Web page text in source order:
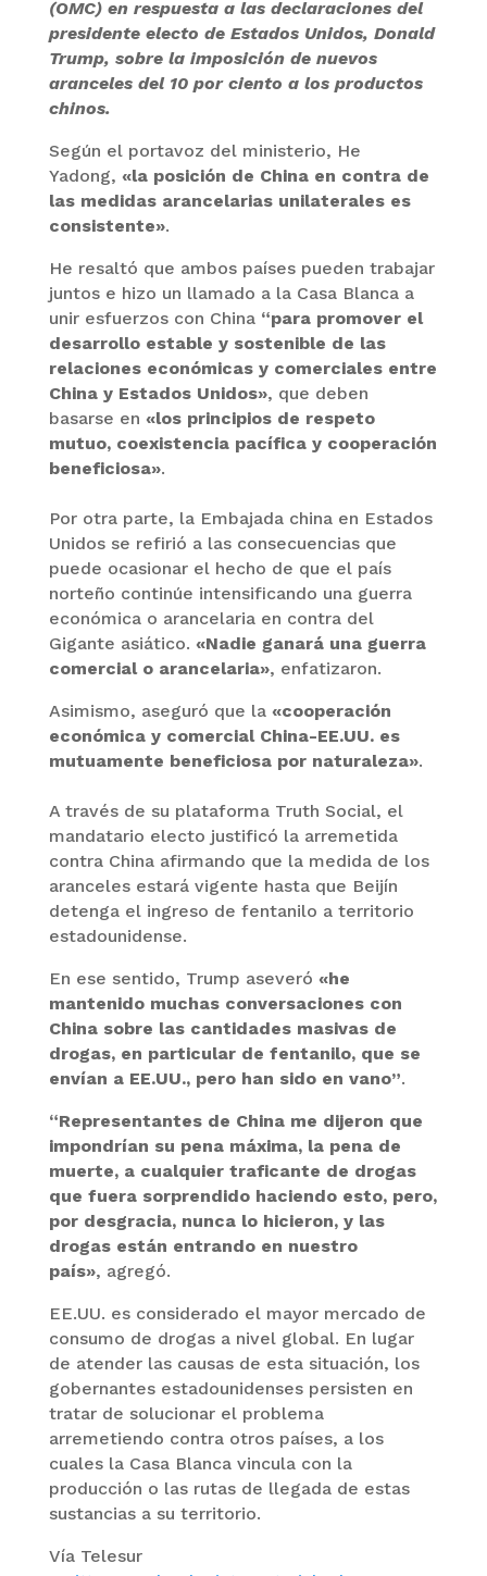
(OMC) en respuesta a las declaraciones del
presidente electo de Estados Unidos, Donald
Trump, sobre la imposición de nuevos
aranceles del 10 por ciento a los productos
chinos.
Según el portavoz del ministerio, He
Yadong, «la posición de China en contra de
las medidas arancelarias unilaterales es
consistente».
He resaltó que ambos países pueden trabajar
juntos e hizo un llamado a la Casa Blanca a
unir esfuerzos con China “para promover el
desarrollo estable y sostenible de las
relaciones económicas y comerciales entre
China y Estados Unidos», que deben
basarse en «los principios de respeto
mutuo, coexistencia pacífica y cooperación
beneficiosa».
Por otra parte, la Embajada china en Estados
Unidos se refirió a las consecuencias que
puede ocasionar el hecho de que el país
norteño continúe intensificando una guerra
económica o arancelaria en contra del
Gigante asiático. «Nadie ganará una guerra
comercial o arancelaria», enfatizaron.
Asimismo, aseguró que la «cooperación
económica y comercial China-EE.UU. es
mutuamente beneficiosa por naturaleza».
A través de su plataforma Truth Social, el
mandatario electo justificó la arremetida
contra China afirmando que la medida de los
aranceles estará vigente hasta que Beijín
detenga el ingreso de fentanilo a territorio
estadounidense.
En ese sentido, Trump aseveró «he
mantenido muchas conversaciones con
China sobre las cantidades masivas de
drogas, en particular de fentanilo, que se
envían a EE.UU., pero han sido en vano”.
“Representantes de China me dijeron que
impondrían su pena máxima, la pena de
muerte, a cualquier traficante de drogas
que fuera sorprendido haciendo esto, pero,
por desgracia, nunca lo hicieron, y las
drogas están entrando en nuestro
país», agregó.
EE.UU. es considerado el mayor mercado de
consumo de drogas a nivel global. En lugar
de atender las causas de esta situación, los
gobernantes estadounidenses persisten en
tratar de solucionar el problema
arremetiendo contra otros países, a los
cuales la Casa Blanca vincula con la
producción o las rutas de llegada de estas
sustancias a su territorio.
Vía Telesur